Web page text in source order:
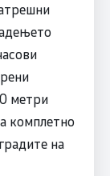
метри
комплетно
на